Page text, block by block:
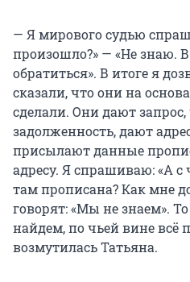
— Я мирового судью
произошло?» — «Не знаю.
обратиться». В итоге я
сказали, что они на
сделали. Они дают запрос,
задолженность, дают
присылают данные
адресу. Я спрашиваю: «А с
там прописана? Как мне
говорят: «Мы не знаем».
найдем, по чьей вине всё
возмутилась Татьяна.